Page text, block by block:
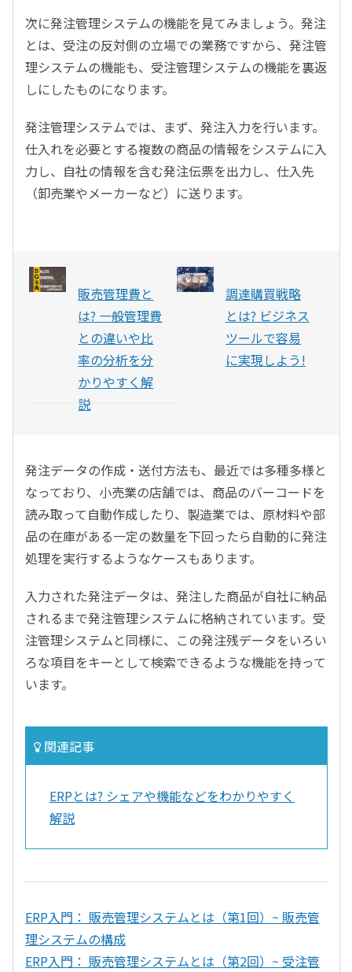
次に発注管理システムの機能を見てみましょう。発注
とは、受注の反対側の立場での業務ですから、発注管
理システムの機能も、受注管理システムの機能を裏返
しにしたものになります。
発注管理システムでは、まず、発注入力を行います。
仕入れを必要とする複数の商品の情報をシステムに入
力し、自社の情報を含む発注伝票を出力し、仕入先
（卸売業やメーカーなど）に送ります。
販売管理費と
は? 一般管理費
との違いや比
率の分析を分
かりやすく解
説
調達購買戦略
とは? ビジネス
ツールで容易
に実現しよう!
発注データの作成・送付方法も、最近では多種多様と
なっており、小売業の店舗では、商品のバーコードを
読み取って自動作成したり、製造業では、原材料や部
品の在庫がある一定の数量を下回ったら自動的に発注
処理を実行するようなケースもあります。
入力された発注データは、発注した商品が自社に納品
されるまで発注管理システムに格納されています。受
注管理システムと同様に、この発注残データをいろい
ろな項目をキーとして検索できるような機能を持って
います。
関連記事
ERPとは? シェアや機能などをわかりやすく
解説
ERP入門： 販売管理システムとは（第1回）~ 販売管
理システムの構成
ERP入門： 販売管理システムとは（第2回）~ 受注管